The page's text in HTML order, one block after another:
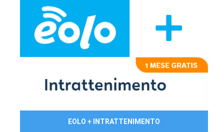
EOLO + INTRATTENIMENTO